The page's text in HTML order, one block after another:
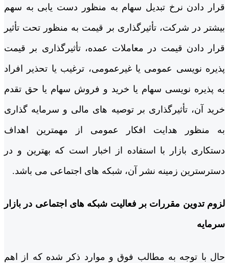
قرار دادن نرخ تبدیل سهام به منظور دست یابی به سهم
بیشتر در شرکت، تأثیرگذاری بر قیمت به منظور تحت تأثیر
قرار دادن قیمت در معاملات عمده، تأثیرگذاری بر قیمت
پذیره نویسی عمومی یا غیرعمومی، ترغیب یا تحذیر افراد
به پذیره نویسی سهام یا خرید و فروش سهام یا حق تقدم
خرید آن، تأثیرگذاری بر توصیه های مالی و سرمایه گذاری
به منظور هدایت افکار عمومی از مهم­ترین اهداف
دستکاری بازار با استفاده از اخبار است که بهترین و در
دسترس­ترین زمینه نشر آن، شبکه های اجتماعی می باشد.
لزوم تدوین مقررات بر فعالیت شبکه های اجتماعی در بازار
سرمایه
حال با توجه به مطالب فوق و موارد ذکر شده که از اهم